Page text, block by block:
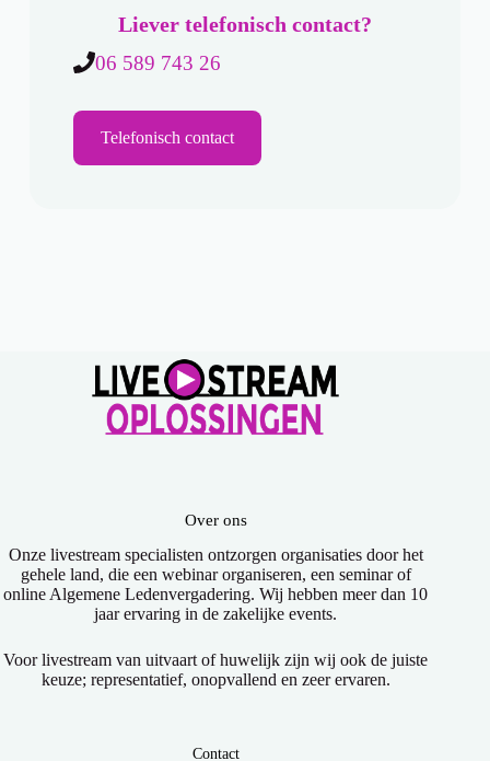
Liever telefonisch contact?
06 589 743 26
Telefonisch contact
Over ons
Onze livestream specialisten ontzorgen organisaties door het
gehele land, die een webinar organiseren, een seminar of
online Algemene Ledenvergadering. Wij hebben meer dan 10
jaar ervaring in de zakelijke events.
Voor livestream van uitvaart of huwelijk zijn wij ook de juiste
keuze; representatief, onopvallend en zeer ervaren.
Contact